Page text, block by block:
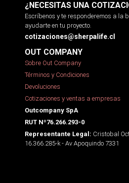
¿NECESITAS UNA
Escríbenos y te responderemos a la
ayudarte en tu proyecto.
cotizaciones@sherpalife.cl
OUT COMPANY
Sobre Out Company
Términos y Condiciones
Devoluciones
Cotizaciones y ventas a empresas
Outcompany SpA
RUT Nº76.266.293-0
Representante Legal: Cristobal
16.366.285-k - Av Apoquindo 7331